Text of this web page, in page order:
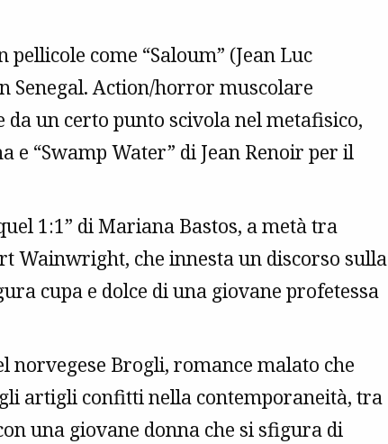
come “Saloum” (Jean Luc
Senegal. Action/horror muscolare
un certo punto scivola nel metafisico,
e “Swamp Water” di Jean Renoir per il
1:1” di Mariana Bastos, a metà tra
Wainwright, che innesta un discorso sulla
cupa e dolce di una giovane profetessa
norvegese Brogli, romance malato che
artigli confitti nella contemporaneità, tra
una giovane donna che si sfigura di